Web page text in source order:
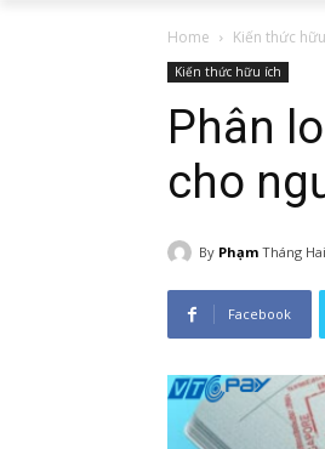
Home Kiến thức
Kiến thức hữu ích
Phân
cho
By Phạm Tháng
Facebook